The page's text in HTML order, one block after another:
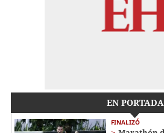
EN PORTADA
FINALIZÓ